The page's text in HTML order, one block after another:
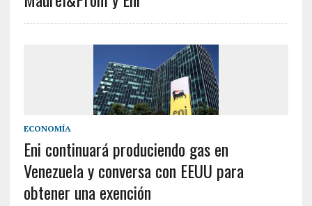
ECONOMÍA
Eni continuará produciendo gas en
Venezuela y conversa con EEUU para
obtener una exención